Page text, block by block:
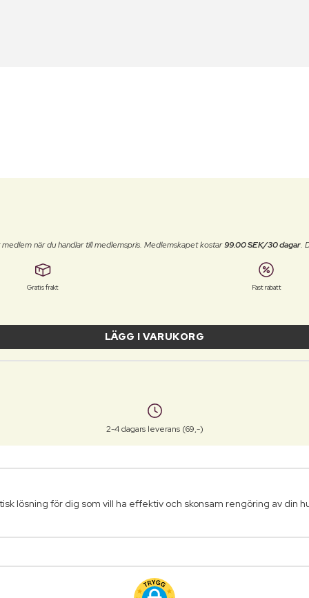
när du handlar till medlemspris. Medlemskapet kostar99.00 SEK/30 dagar.
Gratis frakt Fast rabatt
LÄGG I VARUKORG
2-4 dagars leverans (69,-)
lösning för dig som vill ha effektiv och skonsam rengöring av din